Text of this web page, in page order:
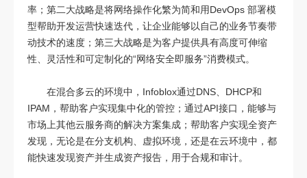
率；第二大战略是将网络操作化繁为简和用DevOps 部署模
型帮助开发运营快速迭代，让企业能够以自己的业务节奏带
动技术的速度；第三大战略是为客户提供具有高度可伸缩
性、灵活性和可定制化的“网络安全即服务”消费模式。
在混合多云的环境中，Infoblox通过DNS、DHCP和
IPAM，帮助客户实现集中化的管控；通过API接口，能够与
市场上其他云服务商的解决方案集成；帮助客户实现全资产
发现，无论是在分支机构、虚拟环境，还是在云环境中，都
能快速发现资产并生成资产报告，用于合规和审计。